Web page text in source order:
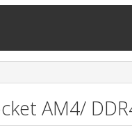
AM4/